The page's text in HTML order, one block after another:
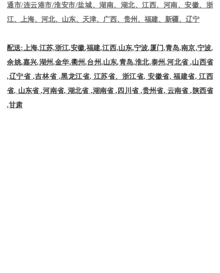
通市/连云港市/淮安市/盐城、湖南、湖北、江西、河南、安徽、浙
江、上海、河北、山东、天津、广西、贵州、福建、新疆、辽宁
配送: 上海,江苏,浙江,安徽,福建,江西,山东,宁波,厦门,青岛,南京,宁波,
余姚,嘉兴,湖州,金华,衢州,台州,山东,青岛,淮北,泰州,河北省 ,山西省
,辽宁省 ,吉林省 ,黑龙江省, 江苏省、浙江省, 安徽省, 福建省, 江西
省, 山东省 ,河南省, 湖北省 ,湖南省 , 四川省 ,贵州省, 云南省 , 陕西省
,甘肃